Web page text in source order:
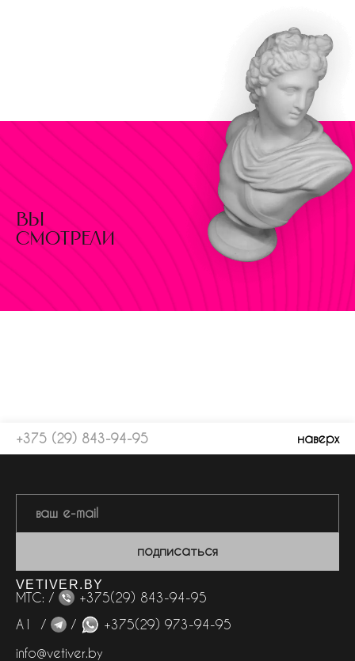
вы
смотрели
+375 (29) 843-94-95 наверх
подписаться
VETIVER.BY
МТС: /
+375(29) 843-94-95
А1 /
/
+375(29) 973-94-95
info@vetiver.by